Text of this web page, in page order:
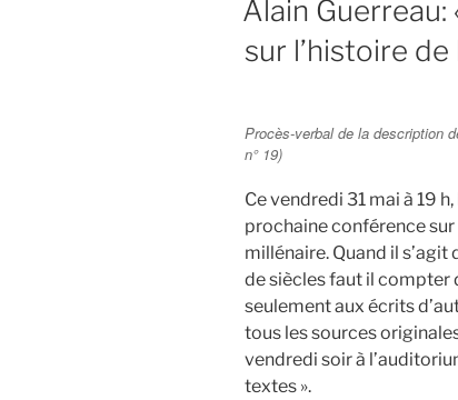
arrivé!
Alain Guerreau:
sur l’histoire de
Procès-verbal de la description
n° 19)
Ce vendredi 31 mai à 19
prochaine conférence
millénaire. Quand il s’agit
de siècles faut il compter
seulement aux écrits
tous les sources
vendredi soir à
textes ».